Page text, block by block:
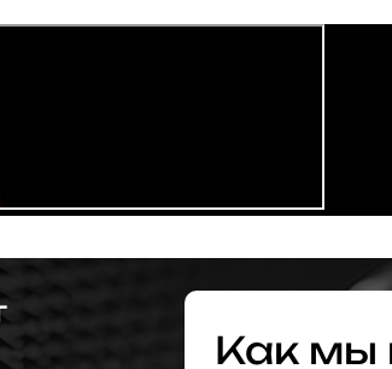
Как мы